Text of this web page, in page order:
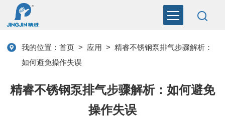
我的位置：首页 > 应用 >精睿不锈钢泵排气步骤解析：
如何避免操作失误
精睿不锈钢泵排气步骤解析：如何避免
操作失误